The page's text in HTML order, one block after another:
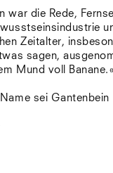
war die Rede,
Zeitalter,
sagen,
Mund voll Banane.«
sei Gantenbein